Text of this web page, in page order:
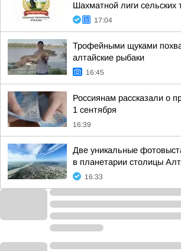
Шахматной лиги сельских
17:04
Трофейными щуками
алтайские рыбаки
16:45
Россиянам рассказали о
1 сентября
16:39
Две уникальные
в планетарии столицы
16:33